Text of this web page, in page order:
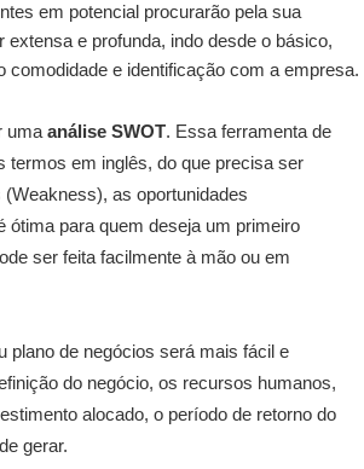
em potencial procurarão pela sua
e profunda, indo desde o básico,
e identificação com a empresa.
uma análise SWOT. Essa ferramenta de
termos em inglês, do que precisa ser
as oportunidades
ótima para quem deseja um primeiro
ser feita facilmente à mão ou em
plano de negócios será mais fácil e
do negócio, os recursos humanos,
alocado, o período de retorno do
gerar.